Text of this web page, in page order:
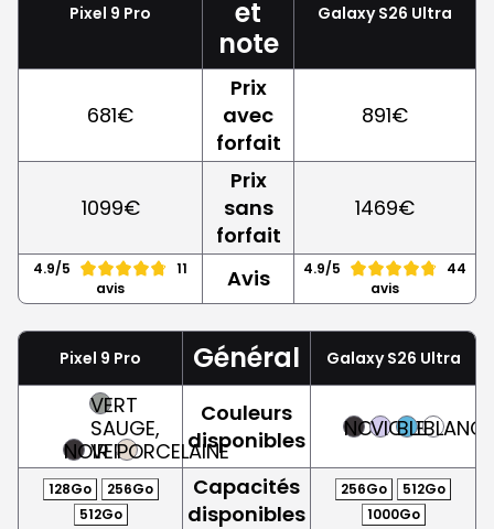
Pixel 9 Pro
et
note
Galaxy S26 Ultra
681€
Prix
avec
forfait
891€
1099€
Prix
sans
forfait
1469€
4.9/5
11
avis
Avis 4.9/5
44
avis
Pixel 9 Pro Général Galaxy S26 Ultra
NOIR
VERT
SAUGE,
VERTPORCELAINE
Couleurs
disponibles
NOIRVIOLET
BLEUBLANC
128Go
256Go
512Go
Capacités
disponibles
256Go
512Go
1000Go